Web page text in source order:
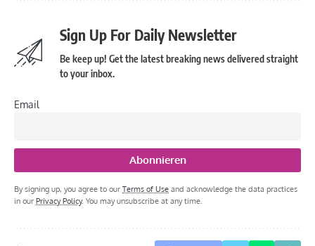
Sign Up For Daily Newsletter
Be keep up! Get the latest breaking news delivered straight
to your inbox.
Email
By signing up, you agree to our Terms of Use and acknowledge the data practices
in our Privacy Policy. You may unsubscribe at any time.